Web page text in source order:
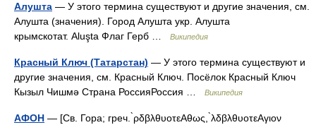
Алушта — У этого термина существуют и другие значения, см.
Алушта (значения). Город Алушта укр. Алушта
крымскотат. Aluşta Флаг Герб …
Википедия
Красный Ключ (Татарстан) — У этого термина существуют и
другие значения, см. Красный Ключ. Посёлок Красный Ключ
Кызыл Чишмә Страна РоссияРоссия …
Википедия
АФОН — [Св. Гора; греч. ̀ρδβλθυοτεΑθως, ̀λδβλθυοτεΑγιον